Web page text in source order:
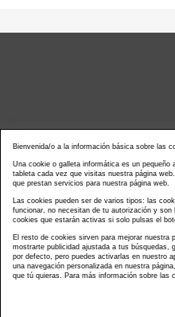
Bienvenida/o a la información básica sobre las
Una cookie o galleta informática es un pequeño
tableta cada vez que visitas nuestra página
que prestan servicios para nuestra página web.
Las cookies pueden ser de varios tipos: las
funcionar, no necesitan de tu autorización y
cookies que estarán activas si solo pulsas el
El resto de cookies sirven para mejorar nuestra
mostrarte publicidad ajustada a tus búsquedas,
por defecto, pero puedes activarlas en nuestro
una navegación personalizada en nuestra
que tú quieras. Para más información sobre las